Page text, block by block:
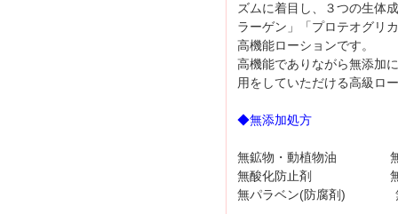
ズムに着目し、３つの生体
ラーゲン」「プロテオグリ
高機能ローションです。
高機能でありながら無添加
用をしていただける高級ロ
◆無添加処方
無鉱物・動植物油 無
無酸化防止剤 無
無パラベン(防腐剤)